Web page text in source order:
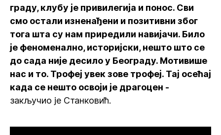
граду, клубу је привилегија и понос. Сви
смо остали изненађени и позитивни због
тога шта су нам приредили навијачи. Било
је феноменално, историјски, нешто што се
до сада није десило у Београду. Мотивише
нас и то. Трофеј увек зове трофеј. Тај осећај
када се нешто освоји је драгоцен -
закључио је Станковић.